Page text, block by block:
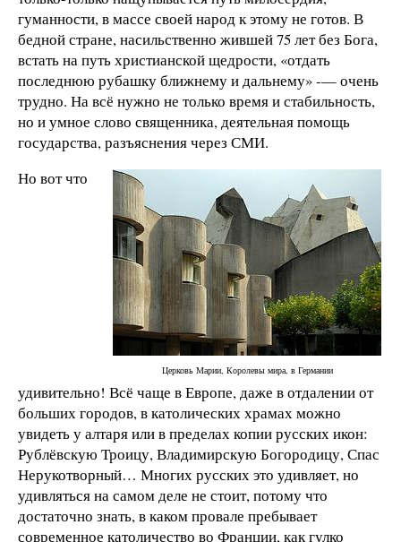
гуманности, в массе своей народ к этому не готов. В
бедной стране, насильственно жившей 75 лет без Бога,
встать на путь христианской щедрости, «отдать
последнюю рубашку ближнему и дальнему» -— очень
трудно. На всё нужно не только время и стабильность,
но и умное слово священника, деятельная помощь
государства, разъяснения через СМИ.
Церковь Марии, Королевы мира, в Германии
Но вот что
удивительно! Всё чаще в Европе, даже в отдалении от
больших городов, в католических храмах можно
увидеть у алтаря или в пределах копии русских икон:
Рублёвскую Троицу, Владимирскую Богородицу, Спас
Нерукотворный… Многих русских это удивляет, но
удивляться на самом деле не стоит, потому что
достаточно знать, в каком провале пребывает
современное католичество во Франции, как гулко